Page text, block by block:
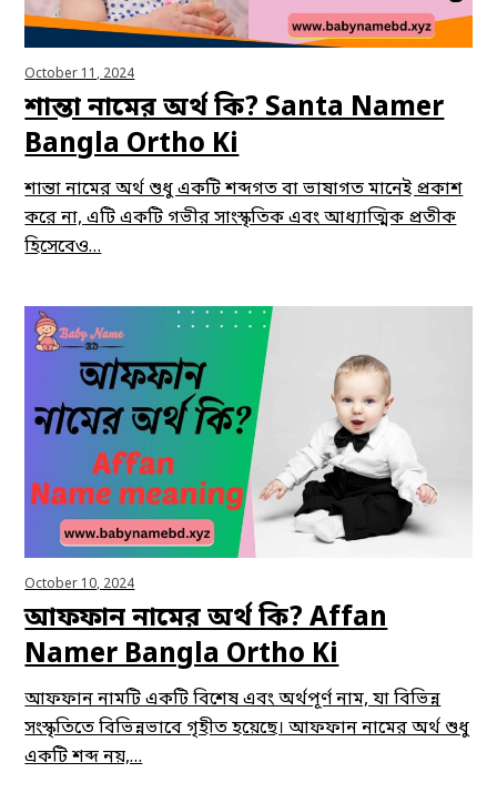
October 11, 2024
শান্তা নামের অর্থ কি? Santa Namer
Bangla Ortho Ki
শান্তা নামের অর্থ শুধু একটি শব্দগত বা ভাষাগত মানেই প্রকাশ
করে না, এটি একটি গভীর সাংস্কৃতিক এবং আধ্যাত্মিক প্রতীক
হিসেবেও…
October 10, 2024
আফফান নামের অর্থ কি? Affan
Namer Bangla Ortho Ki
আফফান নামটি একটি বিশেষ এবং অর্থপূর্ণ নাম, যা বিভিন্ন
সংস্কৃতিতে বিভিন্নভাবে গৃহীত হয়েছে। আফফান নামের অর্থ শুধু
একটি শব্দ নয়,…